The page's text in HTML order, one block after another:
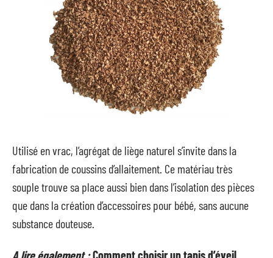
Utilisé en vrac, l’agrégat de liège naturel s’invite dans la
fabrication de coussins d’allaitement. Ce matériau très
souple trouve sa place aussi bien dans l’isolation des pièces
que dans la création d’accessoires pour bébé, sans aucune
substance douteuse.